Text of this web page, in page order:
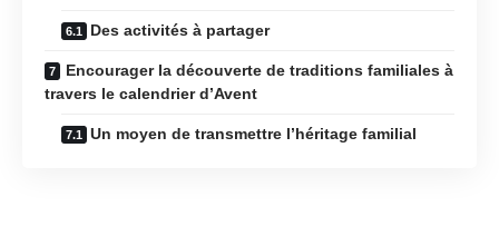
Des activités à partager
Encourager la découverte de traditions familiales à
travers le calendrier d’Avent
Un moyen de transmettre l’héritage familial